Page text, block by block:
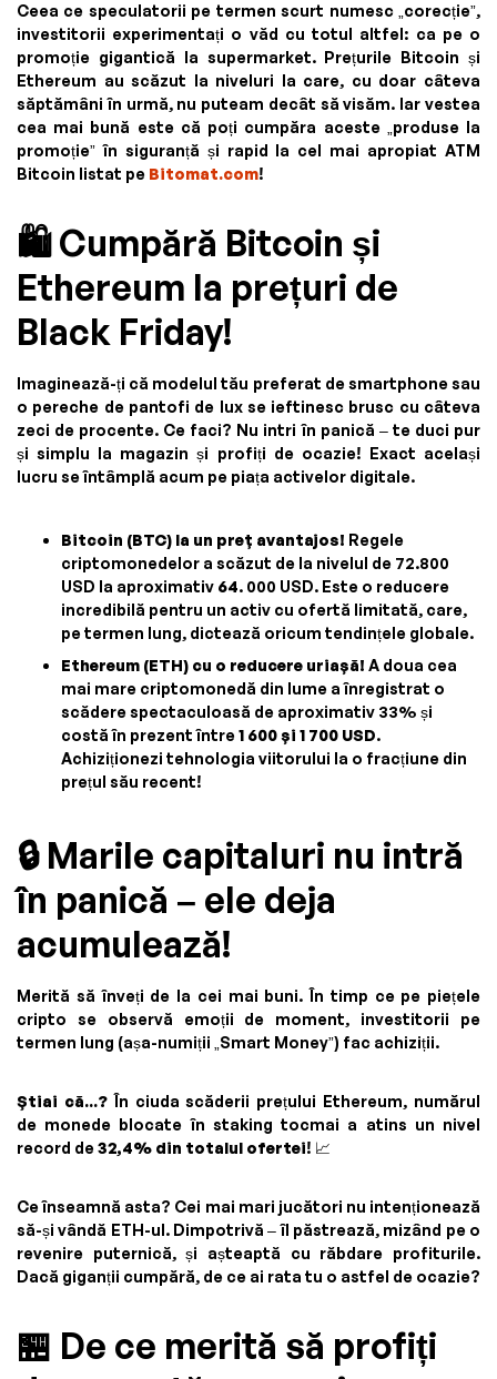
Ceea ce speculatorii pe termen scurt numesc „corecție”,
investitorii experimentați o văd cu totul altfel: ca pe o
promoție gigantică la supermarket. Prețurile Bitcoin și
Ethereum au scăzut la niveluri la care, cu doar câteva
săptămâni în urmă, nu puteam decât să visăm. Iar vestea
cea mai bună este că poți cumpăra aceste „produse la
promoție” în siguranță și rapid la cel mai apropiat ATM
Bitcoin listat pe Bitomat.com!
🛍️ Cumpără Bitcoin și
Ethereum la prețuri de
Black Friday!
Imaginează-ți că modelul tău preferat de smartphone sau
o pereche de pantofi de lux se ieftinesc brusc cu câteva
zeci de procente. Ce faci? Nu intri în panică – te duci pur
și simplu la magazin și profiți de ocazie! Exact același
lucru se întâmplă acum pe piața activelor digitale.
Bitcoin (BTC) la un preț avantajos! Regele
criptomonedelor a scăzut de la nivelul de 72.800
USD la aproximativ 64. 000 USD. Este o reducere
incredibilă pentru un activ cu ofertă limitată, care,
pe termen lung, dictează oricum tendințele globale.
Ethereum (ETH) cu o reducere uriașă! A doua cea
mai mare criptomonedă din lume a înregistrat o
scădere spectaculoasă de aproximativ 33% și
costă în prezent între 1 600 și 1 700 USD.
Achiziționezi tehnologia viitorului la o fracțiune din
prețul său recent!
🔒 Marile capitaluri nu intră
în panică – ele deja
acumulează!
Merită să înveți de la cei mai buni. În timp ce pe piețele
cripto se observă emoții de moment, investitorii pe
termen lung (așa-numiții „Smart Money”) fac achiziții.
Știai că...?În ciuda scăderii prețului Ethereum, numărul
de monede blocate în staking tocmai a atins un nivel
record de 32,4% din totalul ofertei! 📈
Ce înseamnă asta? Cei mai mari jucători nu intenționează
să-și vândă ETH-ul. Dimpotrivă – îl păstrează, mizând pe o
revenire puternică, și așteaptă cu răbdare profiturile.
Dacă giganții cumpără, de ce ai rata tu o astfel de ocazie?
🏪 De ce merită să profiți